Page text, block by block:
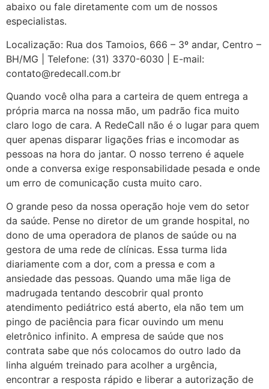
abaixo ou fale diretamente com um de nossos
especialistas.
Localização: Rua dos Tamoios, 666 – 3º andar, Centro –
BH/MG | Telefone: (31) 3370-6030 | E-mail:
contato@redecall.com.br
Quando você olha para a carteira de quem entrega a
própria marca na nossa mão, um padrão fica muito
claro logo de cara. A RedeCall não é o lugar para quem
quer apenas disparar ligações frias e incomodar as
pessoas na hora do jantar. O nosso terreno é aquele
onde a conversa exige responsabilidade pesada e onde
um erro de comunicação custa muito caro.
O grande peso da nossa operação hoje vem do setor
da saúde. Pense no diretor de um grande hospital, no
dono de uma operadora de planos de saúde ou na
gestora de uma rede de clínicas. Essa turma lida
diariamente com a dor, com a pressa e com a
ansiedade das pessoas. Quando uma mãe liga de
madrugada tentando descobrir qual pronto
atendimento pediátrico está aberto, ela não tem um
pingo de paciência para ficar ouvindo um menu
eletrônico infinito. A empresa de saúde que nos
contrata sabe que nós colocamos do outro lado da
linha alguém treinado para acolher a urgência,
encontrar a resposta rápido e liberar a autorização de